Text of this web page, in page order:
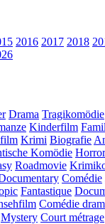
2016 2017 2018
Drama Tragikomödie
Kinderfilm
Krimi Biografie
Komödie Horror
Roadmovie
Comédie
Fantastique
Comédie
Mystery Court métrage